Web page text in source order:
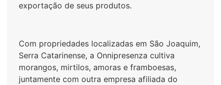
exportação de seus produtos.
Com propriedades localizadas em São Joaquim,
Serra Catarinense, a Onnipresenza cultiva
morangos, mirtilos, amoras e framboesas,
juntamente com outra empresa afiliada do